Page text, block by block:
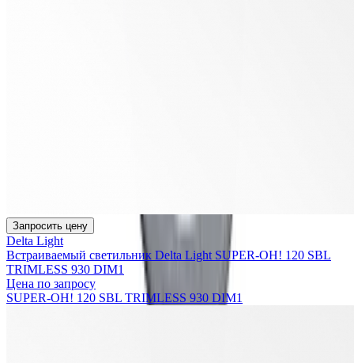
Запросить цену
Delta Light
Встраиваемый светильник Delta Light SUPER-OH! 120 SBL
TRIMLESS 930 DIM1
Цена по запросу
SUPER-OH! 120 SBL TRIMLESS 930 DIM1